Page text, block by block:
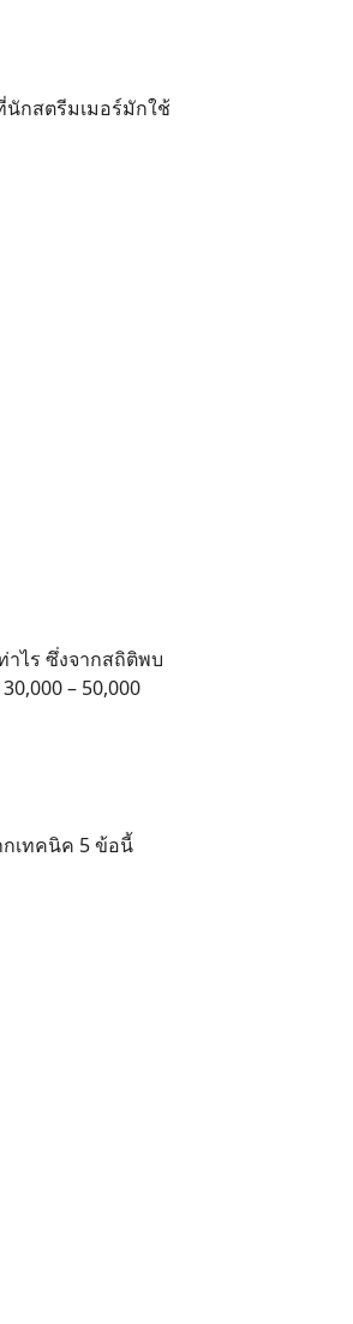
นักสตรีมเมอร์มักใช้
าไร ซึ่งจากสถิติพบ
– 50,000
กเทคนิค 5 ข้อนี้